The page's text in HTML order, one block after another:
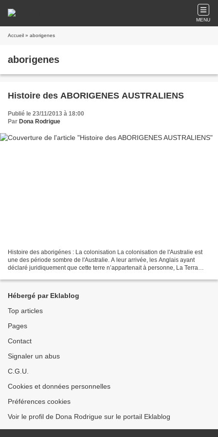
MENU
Accueil » aborigenes
aborigenes
Histoire des ABORIGENES AUSTRALIENS
Publié le 23/11/2013 à 18:00
Par Dona Rodrigue
Histoire des aborigénes : La colonisation La colonisation de l'Australie est
une des période sombre de l'Australie. A leur arrivée, les Anglais ayant
déclaré juridiquement que cette terre n’appartenait à personne, La Terra
Hébergé par Eklablog
Top articles
Pages
Contact
Signaler un abus
C.G.U.
Cookies et données personnelles
Préférences cookies
Voir le profil de Dona Rodrigue sur le portail Eklablog